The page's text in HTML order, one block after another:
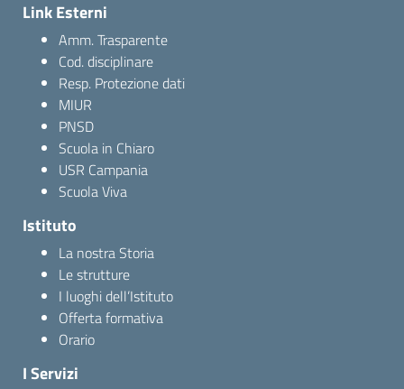
Link Esterni
Amm. Trasparente
Cod. disciplinare
Resp. Protezione dati
MIUR
PNSD
Scuola in Chiaro
USR Campania
Scuola Viva
Istituto
La nostra Storia
Le strutture
I luoghi dell’Istituto
Offerta formativa
Orario
I Servizi